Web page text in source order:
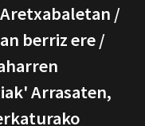
/
berriz ere /
Arrasaten,